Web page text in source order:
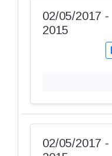
02/05/2017
2015
02/05/2017